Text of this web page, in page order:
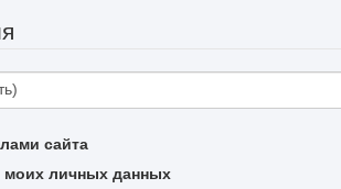
сайта
моих личных данных